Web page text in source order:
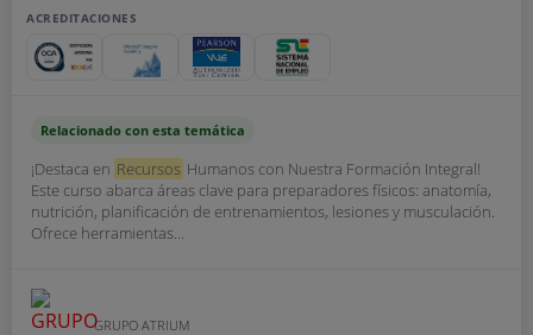
ACREDITACIONES
Relacionado con esta temática
¡Destaca en Recursos Humanos con Nuestra Formación Integral!
Este curso abarca áreas clave para preparadores físicos: anatomía,
nutrición, planificación de entrenamientos, lesiones y musculación.
Ofrece herramientas...
GRUPO ATRIUM